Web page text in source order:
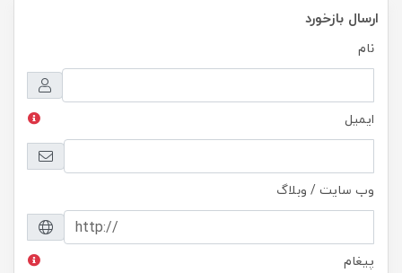
ارسال بازخورد
نام
ایمیل
وب سایت / وبلاگ
پیغام